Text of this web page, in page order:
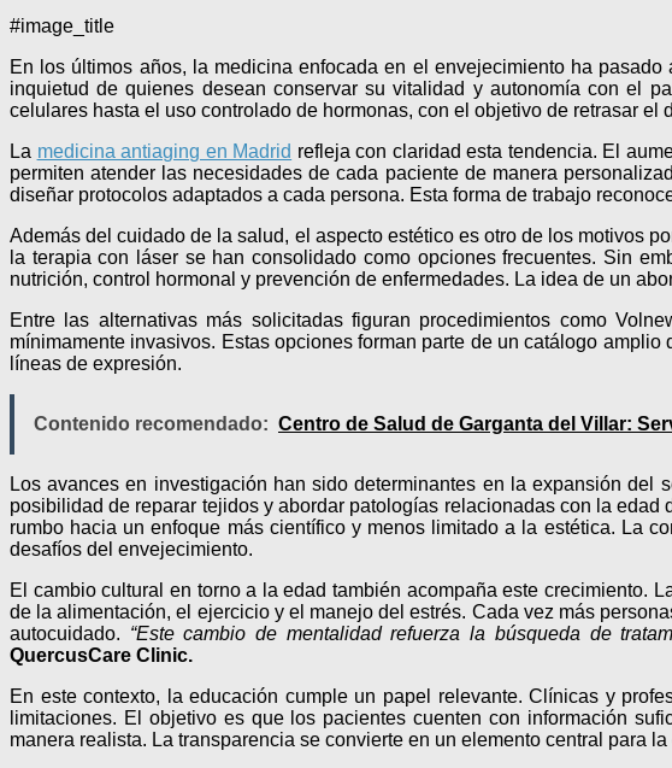
#image_title
En los últimos años, la medicina enfocada en el envejecimiento ha
inquietud de quienes desean conservar su vitalidad y autonomía con el
celulares hasta el uso controlado de hormonas, con el objetivo de retrasar el
La medicina antiaging en Madrid refleja con claridad esta tendencia. El
permiten atender las necesidades de cada paciente de manera
diseñar protocolos adaptados a cada persona. Esta forma de trabajo
Además del cuidado de la salud, el aspecto estético es otro de los motivos
la terapia con láser se han consolidado como opciones frecuentes. Sin
nutrición, control hormonal y prevención de enfermedades. La idea de un
Entre las alternativas más solicitadas figuran procedimientos como
mínimamente invasivos. Estas opciones forman parte de un catálogo
líneas de expresión.
Contenido recomendado: Centro de Salud de Garganta del Villar:
Los avances en investigación han sido determinantes en la expansión
posibilidad de reparar tejidos y abordar patologías relacionadas con la
rumbo hacia un enfoque más científico y menos limitado a la estética. La
desafíos del envejecimiento.
El cambio cultural en torno a la edad también acompaña este crecimiento.
de la alimentación, el ejercicio y el manejo del estrés. Cada vez más
autocuidado. “Este cambio de mentalidad refuerza la búsqueda de
QuercusCare Clinic.
En este contexto, la educación cumple un papel relevante. Clínicas y
limitaciones. El objetivo es que los pacientes cuenten con información
manera realista. La transparencia se convierte en un elemento central para